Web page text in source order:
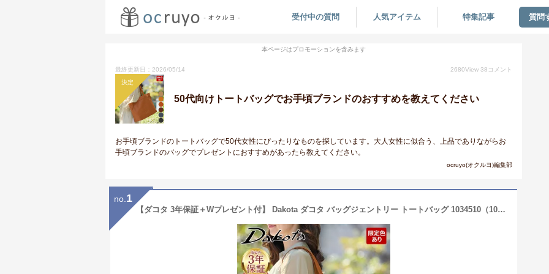
受付中の質問 人気アイテム 特集記事 質問
本ページはプロモーションを含みます
最終更新日：2026/05/14 2680View 38 コメント
決定
50代向けトートバッグでお手頃ブランドのおすすめを教えてください
お手頃ブランドのトートバッグで50代女性にぴったりなものを探しています。大人女性に似合う、上品でありながらお
手頃ブランドのバッグでプレゼントにおすすめがあったら教えてください。
ocruyo(オクルヨ)編集部
no. 1
【ダコタ 3年保証＋Wプレゼント付】 Dakota ダコタ バッグジェントリー トートバッグ 1034510（1033510）本革 バッグ レディース A4 軽量 軽い 仕事用 通勤 レディーストートバック 通勤バッグ 大きめ カジュアルトート 高級 軽量 ソフト お稽古 ブランド